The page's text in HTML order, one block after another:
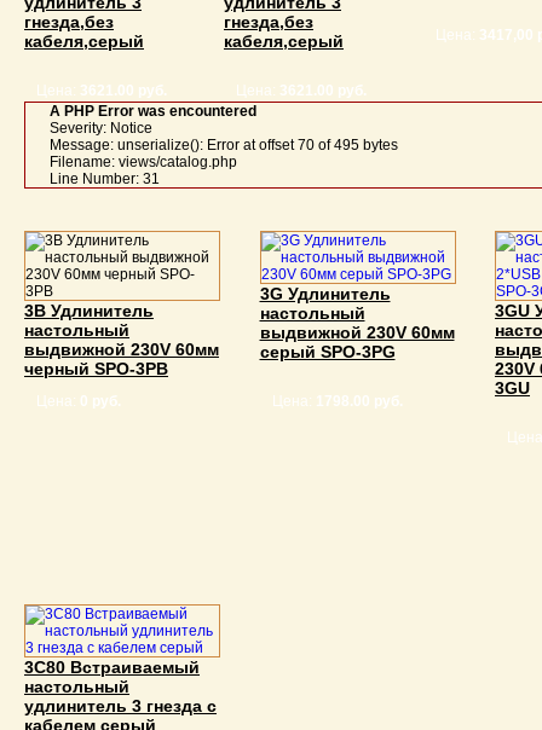
гнезда,без
кабеля,серый
Цена: 3621.00 руб.
гнезда,без
кабеля,серый
Цена: 3621.00 руб.
Цена: 3417,00
A PHP Error was encountered
Severity: Notice
Message: unserialize(): Error at offset 70 of 495 bytes
Filename: views/catalog.php
Line Number: 31
3B Удлинитель
настольный
выдвижной 230V 60мм
черный SPO-3PВ
Цена: 0 руб.
3G Удлинитель
настольный
выдвижной 230V 60мм
серый SPO-3PG
Цена: 1798.00 руб.
3GU
230V
3GU
3С80 Встраиваемый
настольный
удлинитель 3 гнезда с
кабелем серый